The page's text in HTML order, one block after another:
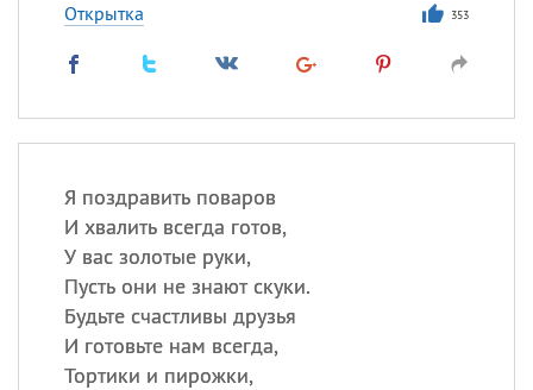
Открытка 353
Я поздравить поваров
И хвалить всегда готов,
У вас золотые руки,
Пусть они не знают скуки.
Будьте счастливы друзья
И готовьте нам всегда,
Тортики и пирожки,